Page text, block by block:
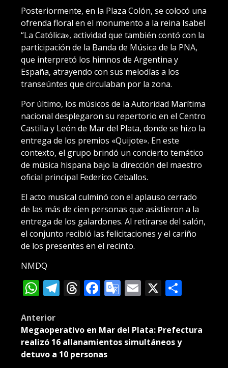
Posteriormente, en la Plaza Colón, se colocó una
ofrenda floral en el monumento a la reina Isabel
“La Católica», actividad que también contó con la
participación de la Banda de Música de la PNA,
que interpretó los himnos de Argentina y
España, atrayendo con sus melodías a los
transeúntes que circulaban por la zona.
Por último, los músicos de la Autoridad Marítima
nacional desplegaron su repertorio en el Centro
Castilla y León de Mar del Plata, donde se hizo la
entrega de los premios «Quijote». En este
contexto, el grupo brindó un concierto temático
de música hispana bajo la dirección del maestro
oficial principal Federico Ceballos.
El acto musical culminó con el aplauso cerrado
de las más de cien personas que asistieron a la
entrega de los galardones. Al retirarse del salón,
el conjunto recibió las felicitaciones y el cariño
de los presentes en el recinto.
NMDQ
WhatsApp
Telegram
Threads
Facebook
Google
Email
X
Post
navigation
Anterior
Megaoperativo en Mar del Plata: Prefectura
realizó 16 allanamientos simultáneos y
detuvo a 10 personas